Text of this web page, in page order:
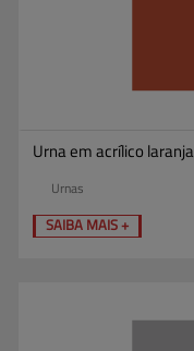
Urna em acrílico laranja
Urnas
SAIBA MAIS +